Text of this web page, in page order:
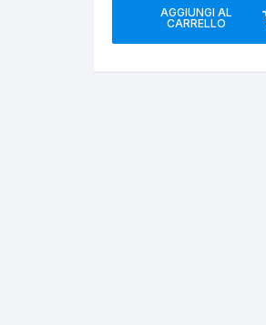
AGGIUNGI AL
CARRELLO